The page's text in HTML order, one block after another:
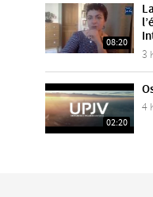
08:20
3
02:20
4